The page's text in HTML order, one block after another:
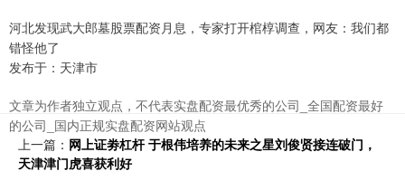
河北发现武大郎墓股票配资月息，专家打开棺椁调查，网友：我们都
错怪他了
发布于：天津市
文章为作者独立观点，不代表实盘配资最优秀的公司_全国配资最好
的公司_国内正规实盘配资网站观点
上一篇： 网上证劵杠杆 于根伟培养的未来之星刘俊贤接连破门，
天津津门虎喜获利好